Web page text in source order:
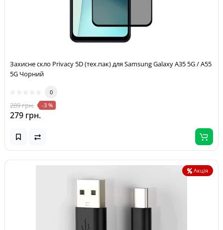
Захисне скло Privacy 5D (тех.пак) для Samsung Galaxy A35 5G / A55
5G Чорний
0
289 грн. -3 %
279 грн.
Акція